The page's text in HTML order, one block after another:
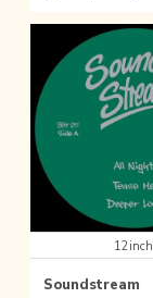
12inch
Soundstream